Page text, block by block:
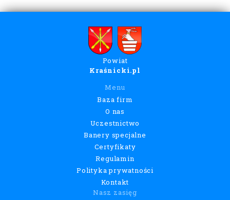
Powiat
Kraśnicki.pl
Menu
Baza firm
O nas
Uczestnictwo
Banery specjalne
Certyfikaty
Regulamin
Polityka prywatności
Kontakt
Nasz zasięg